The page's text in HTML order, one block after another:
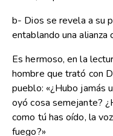
b- Dios se revela a su
entablando una alianza
Es hermoso, en la
hombre que trató con
pueblo: «¿Hubo jamás
oyó cosa semejante?
como tú has oído, la
fuego?»